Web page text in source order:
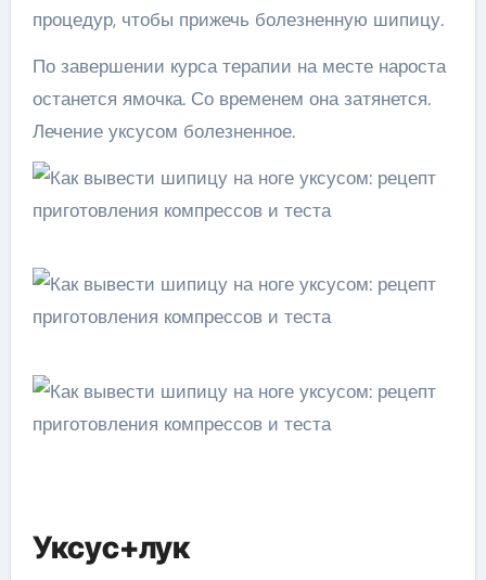
процедур, чтобы прижечь болезненную шипицу.
По завершении курса терапии на месте нароста
останется ямочка. Со временем она затянется.
Лечение уксусом болезненное.
Уксус+лук